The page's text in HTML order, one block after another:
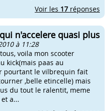
Voir les 17 réponses
n'accelere quasi plus
à 11:28
voila mon scooter
kick(mais paas au
pourtant le vilbrequin fait
,belle etincelle) mais
du tout le ralentit, meme
a...